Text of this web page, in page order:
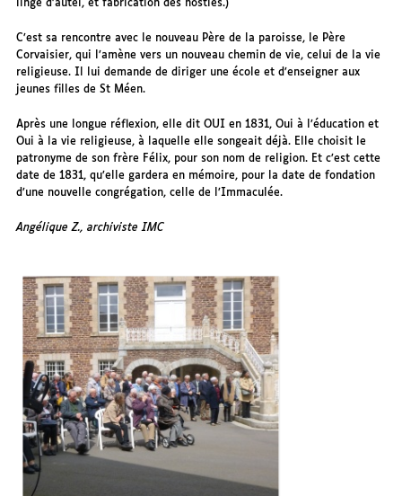
linge d’autel, et fabrication des hosties.)
C’est sa rencontre avec le nouveau Père de la paroisse, le Père
Corvaisier, qui l’amène vers un nouveau chemin de vie, celui de la vie
religieuse. Il lui demande de diriger une école et d’enseigner aux
jeunes filles de St Méen.
Après une longue réflexion, elle dit OUI en 1831, Oui à l’éducation et
Oui à la vie religieuse, à laquelle elle songeait déjà. Elle choisit le
patronyme de son frère Félix, pour son nom de religion. Et c’est cette
date de 1831, qu’elle gardera en mémoire, pour la date de fondation
d’une nouvelle congrégation, celle de l’Immaculée.
Angélique Z., archiviste IMC